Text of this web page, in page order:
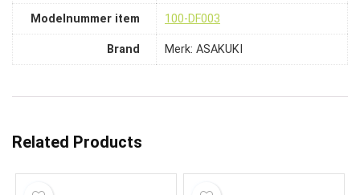
Modelnummer item ‎100-DF003
Brand Merk: ASAKUKI
Related Products